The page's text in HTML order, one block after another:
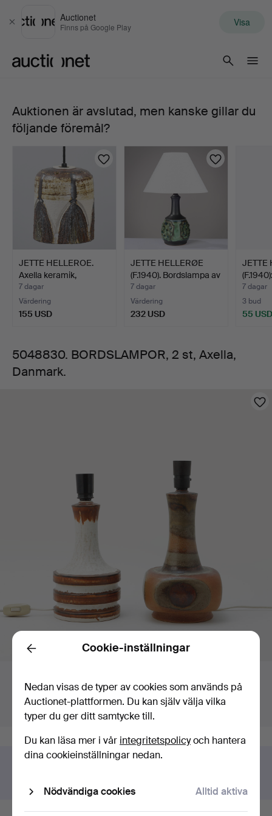
Stäng
Auctionet
Finns på Google Play Visa
BORDSLAMPOR,
Axella,
Danmark.
Auktionen är avslutad, men kanske gillar du
följande föremål?
JETTE HELLEROE.
Axella keramik,
taklampa a…
7 dagar
Värdering
155 USD
JETTE HELLERØE
(F.1940). Bordslampa av
gla…
7 dagar
Värdering
232 USD
JETTE
gla…
7 dagar
3 bud
55 USD
5048830. BORDSLAMPOR, 2 st, Axella,
Danmark.
64 USD
127 USD
Sålt
6 maj 2026 kl. 16:48 EDT
Back Cookie-inställningar
Nedan visas de typer av cookies som används på
Auctionet-plattformen. Du kan själv välja vilka
typer du ger ditt samtycke till.
Du kan läsa mer i vår integritetspolicyoch hantera
dina cookieinställningar nedan.
Nödvändiga cookies Alltid aktiva